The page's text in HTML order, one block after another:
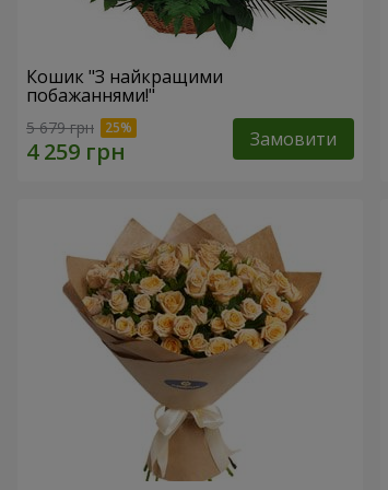
Кошик "З найкращими
побажаннями!"
5 679 грн Замовити